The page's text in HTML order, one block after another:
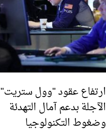
ارتفاع عقود "وول ستريت"
الآجلة بدعم آمال التهدئة
وضغوط التكنولوجيا